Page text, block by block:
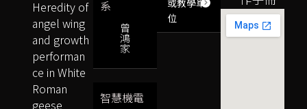
位
系
曾
鴻
家
智慧機電
Heredity of
angel wing
and growth
performan
ce in White
Roman
geese